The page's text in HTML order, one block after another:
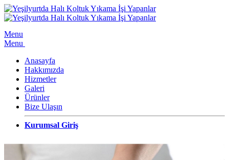
Menu
Menu
Anasayfa
Hakkımızda
Hizmetler
Galeri
Ürünler
Bize Ulaşın
Kurumsal Giriş